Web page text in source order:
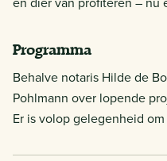
Programma
Behalve notaris Hilde de
Pohlmann over lopende
Er is volop gelegenheid